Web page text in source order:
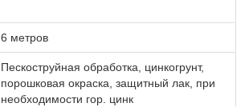
6 метров
Пескоструйная обработка, цинкогрунт,
порошковая окраска, защитный лак, при
необходимости гор. цинк